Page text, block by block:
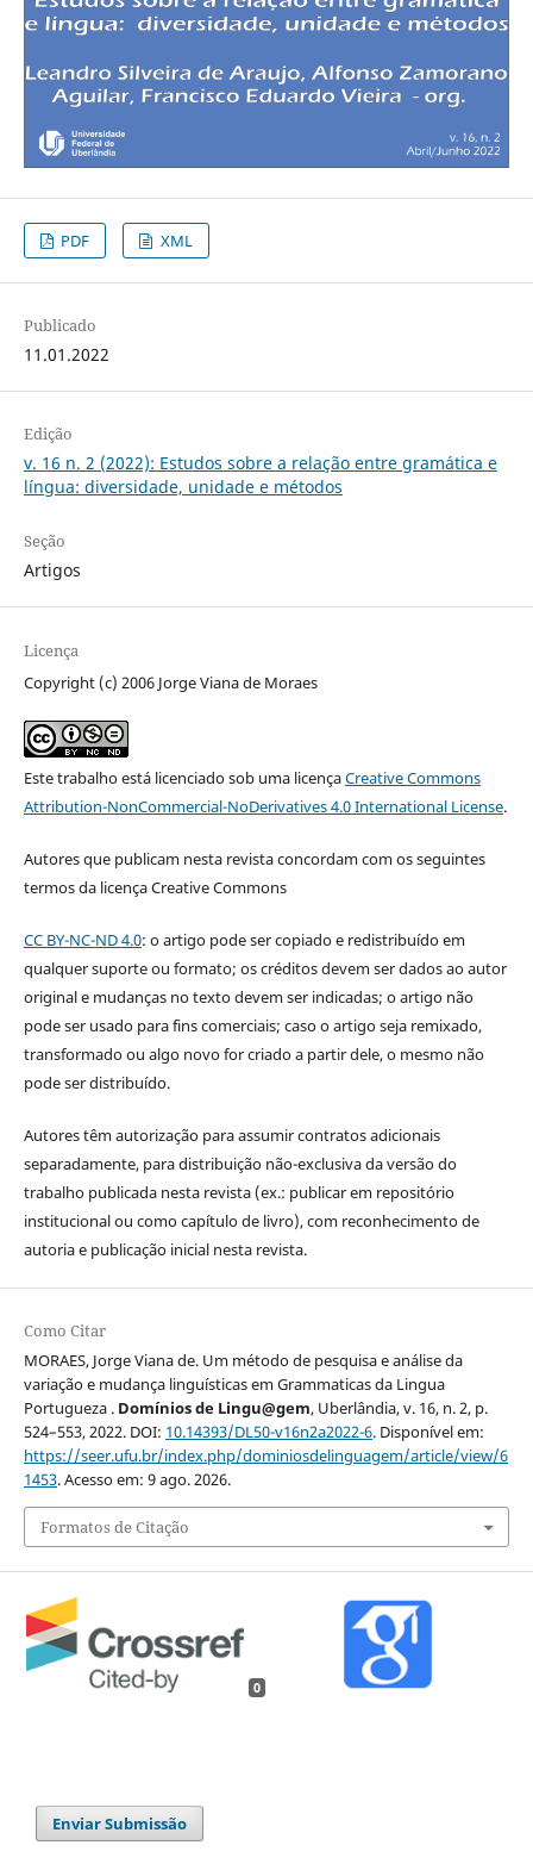
PDF XML
Publicado
11.01.2022
Edição
v. 16 n. 2 (2022): Estudos sobre a relação entre gramática e
língua: diversidade, unidade e métodos
Seção
Artigos
Licença
Copyright (c) 2006 Jorge Viana de Moraes
Este trabalho está licenciado sob uma licençaCreative Commons
Attribution-NonCommercial-NoDerivatives 4.0 International License.
Autores que publicam nesta revista concordam com os seguintes
termos da licença Creative Commons
CC BY-NC-ND 4.0: o artigo pode ser copiado e redistribuído em
qualquer suporte ou formato; os créditos devem ser dados ao autor
original e mudanças no texto devem ser indicadas; o artigo não
pode ser usado para fins comerciais; caso o artigo seja remixado,
transformado ou algo novo for criado a partir dele, o mesmo não
pode ser distribuído.
Autores têm autorização para assumir contratos adicionais
separadamente, para distribuição não-exclusiva da versão do
trabalho publicada nesta revista (ex.: publicar em repositório
institucional ou como capítulo de livro), com reconhecimento de
autoria e publicação inicial nesta revista.
Como Citar
MORAES, Jorge Viana de. Um método de pesquisa e análise da
variação e mudança linguísticas em Grammaticas da Lingua
Portugueza . Domínios de Lingu@gem, Uberlândia, v. 16, n. 2, p.
524–553, 2022. DOI: 10.14393/DL50-v16n2a2022-6. Disponível em:
https://seer.ufu.br/index.php/dominiosdelinguagem/article/view/6
1453. Acesso em: 9 ago. 2026.
Formatos de Citação
0
Enviar Submissão